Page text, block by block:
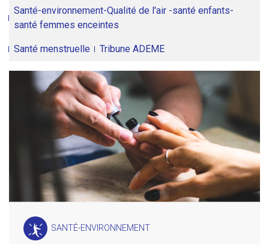
Santé-environnement-Qualité de l'air -santé enfants-
santé femmes enceintes
Santé menstruelle Tribune ADEME
SANTÉ-ENVIRONNEMENT